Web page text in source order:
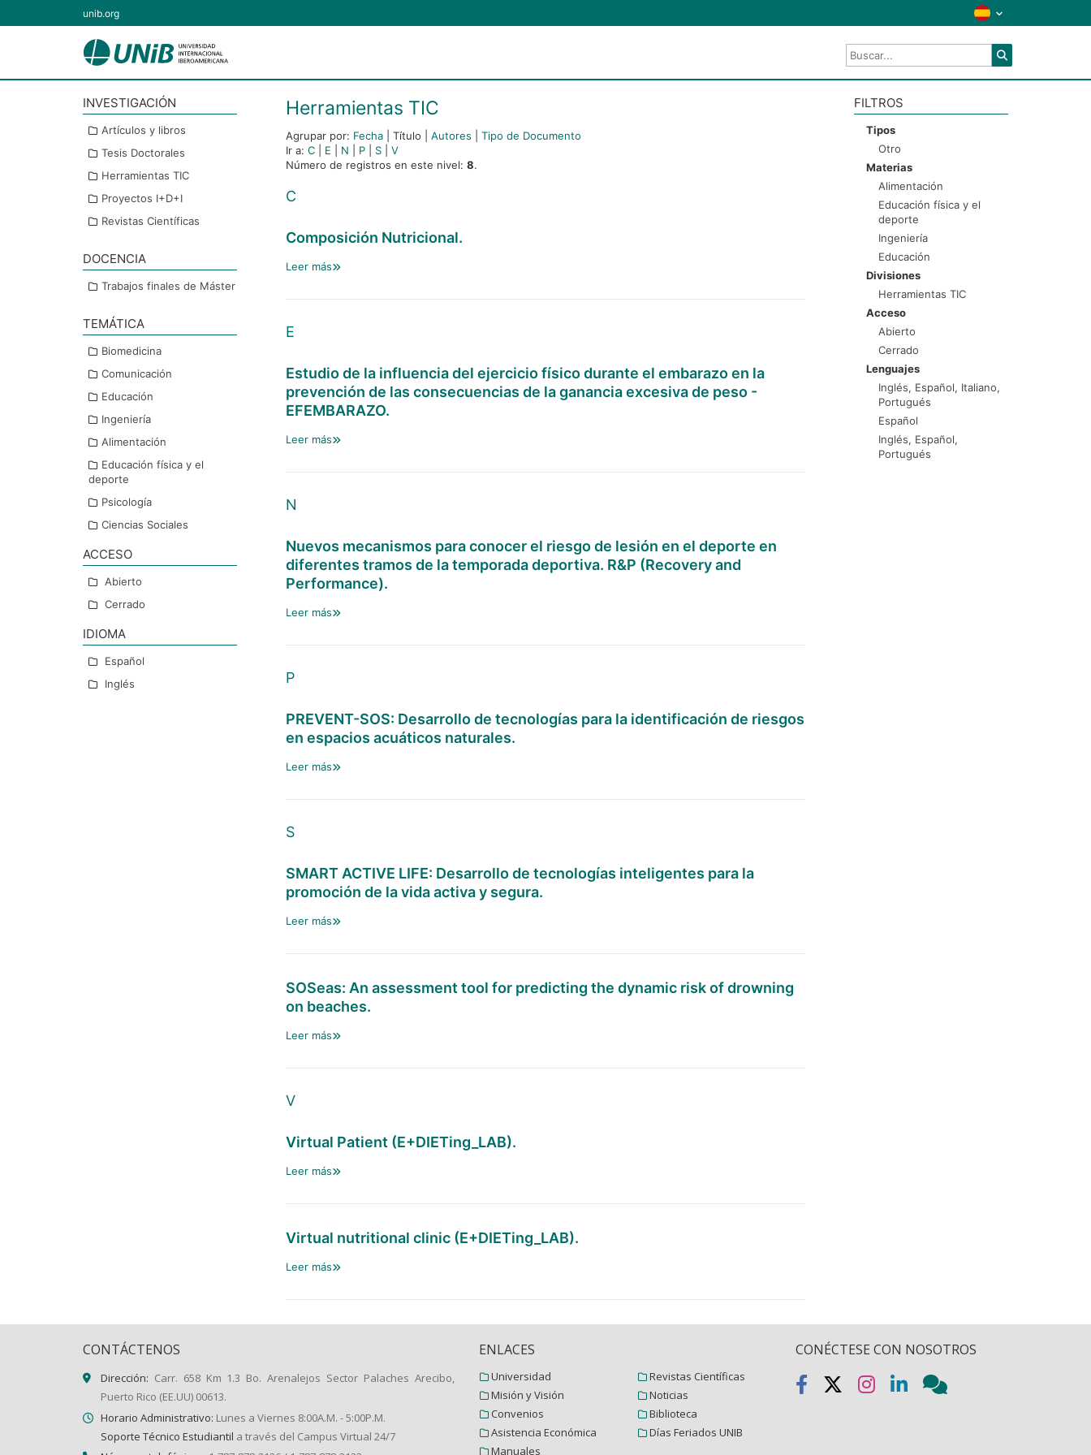
unib.org
INVESTIGACIÓN
Artículos y libros
Tesis Doctorales
Herramientas TIC
Proyectos I+D+I
Revistas Científicas
DOCENCIA
Trabajos finales de Máster
TEMÁTICA
Biomedicina
Comunicación
Educación
Ingeniería
Alimentación
Educación física y el
deporte
Psicología
Ciencias Sociales
ACCESO
Abierto
Cerrado
IDIOMA
Español
Inglés
Herramientas TIC
Agrupar por: Fecha Título Autores
Tipo de Documento
Ir a: C E N P S
V
Número de registros en este nivel: 8.
C
Composición Nutricional.
Leer más
E
Estudio de la influencia del ejercicio físico durante el embarazo en la
prevención de las consecuencias de la ganancia excesiva de peso -
EFEMBARAZO.
Leer más
N
Nuevos mecanismos para conocer el riesgo de lesión en el deporte en
diferentes tramos de la temporada deportiva. R&P (Recovery and
Performance).
Leer más
P
PREVENT-SOS: Desarrollo de tecnologías para la identificación de riesgos
en espacios acuáticos naturales.
Leer más
S
SMART ACTIVE LIFE: Desarrollo de tecnologías inteligentes para la
promoción de la vida activa y segura.
Leer más
SOSeas: An assessment tool for predicting the dynamic risk of drowning
on beaches.
Leer más
V
Virtual Patient (E+DIETing_LAB).
Leer más
Virtual nutritional clinic (E+DIETing_LAB).
Leer más
FILTROS
Tipos
Otro
Materias
Alimentación
Educación física y el
deporte
Ingeniería
Educación
Divisiones
Herramientas TIC
Acceso
Abierto
Cerrado
Lenguajes
Inglés, Español, Italiano,
Portugués
Español
Inglés, Español,
Portugués
CONTÁCTENOS
Dirección: Carr. 658 Km 1.3 Bo. Arenalejos Sector Palaches Arecibo,
Puerto Rico (EE.UU) 00613.
Horario Administrativo: Lunes a Viernes 8:00A.M. - 5:00P.M.
Soporte Técnico Estudiantil a través del Campus Virtual 24/7
ENLACES
Universidad
Misión y Visión
Convenios
Asistencia Económica
Manuales
Revistas Científicas
Noticias
Biblioteca
Días Feriados UNIB
CONÉCTESE CON NOSOTROS